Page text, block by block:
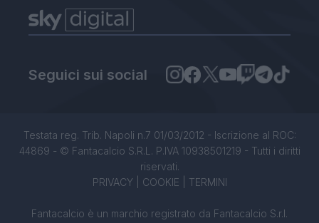
Seguici sui social
Testata reg. Trib. Napoli n.7 01/03/2012 - Iscrizione al ROC:
44869 - © Fantacalcio S.R.L. P.IVA 10938501219 - Tutti i diritti
riservati.
PRIVACY| COOKIE TERMINI
Fantacalcio è un marchio registrato da Fantacalcio S.r.l.